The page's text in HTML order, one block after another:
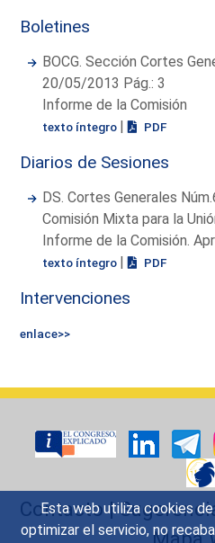
Esta web utiliza cookies
optimizar el servicio, no
Boletines
BOCG. Sección Cortes
20/05/2013 Pág.: 3
Informe de la Comisión
texto íntegro | PDF
Diarios de Sesiones
DS. Cortes Generales
Comisión Mixta para la
Informe de la Comisión.
texto íntegro | PDF
Intervenciones
enlace>>
Contacto|
Mapa